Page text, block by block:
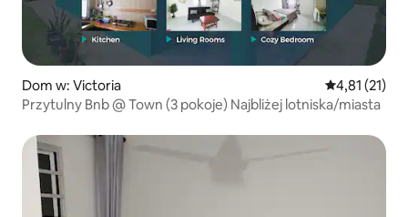
Dom w: Victoria Średnia
4,81 (21)
Przytulny Bnb @ Town (3 pokoje) Najbliżej lotniska/miasta